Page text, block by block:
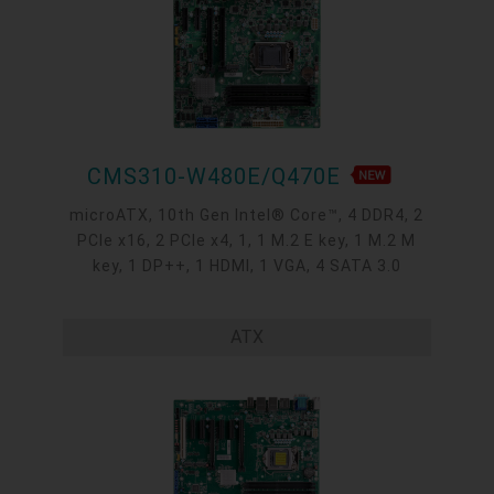
CMS310-W480E/Q470E
microATX, 10th Gen Intel® Core™, 4 DDR4, 2
PCIe x16, 2 PCIe x4, 1, 1 M.2 E key, 1 M.2 M
key, 1 DP++, 1 HDMI, 1 VGA, 4 SATA 3.0